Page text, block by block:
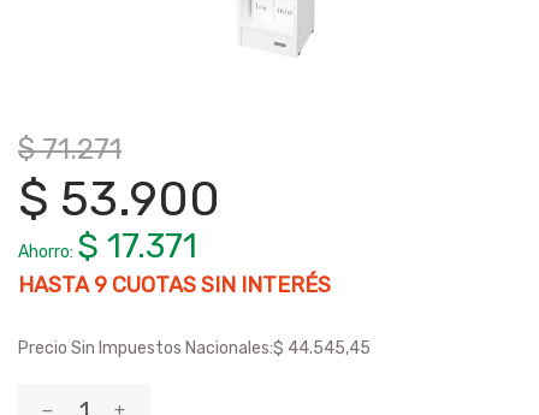
$ 71.271
$ 53.900
Ahorro: $ 17.371
HASTA9 CUOTAS SIN INTERÉS
Precio Sin Impuestos Nacionales:$ 44.545,45